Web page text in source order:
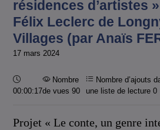
résidences d’artistes
Félix Leclerc de
Villages (par Anaïs
17 mars 2024
Durée :
00:00:17
Nombre
de vues 90
Nombre d’ajouts
une liste de lecture0
Projet « Le conte, un genre